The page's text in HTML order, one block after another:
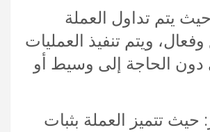
يتم تداول العملة
ويتم تنفيذ العمليات
الحاجة إلى وسيط أو
حيث تتميز العملة بثبات